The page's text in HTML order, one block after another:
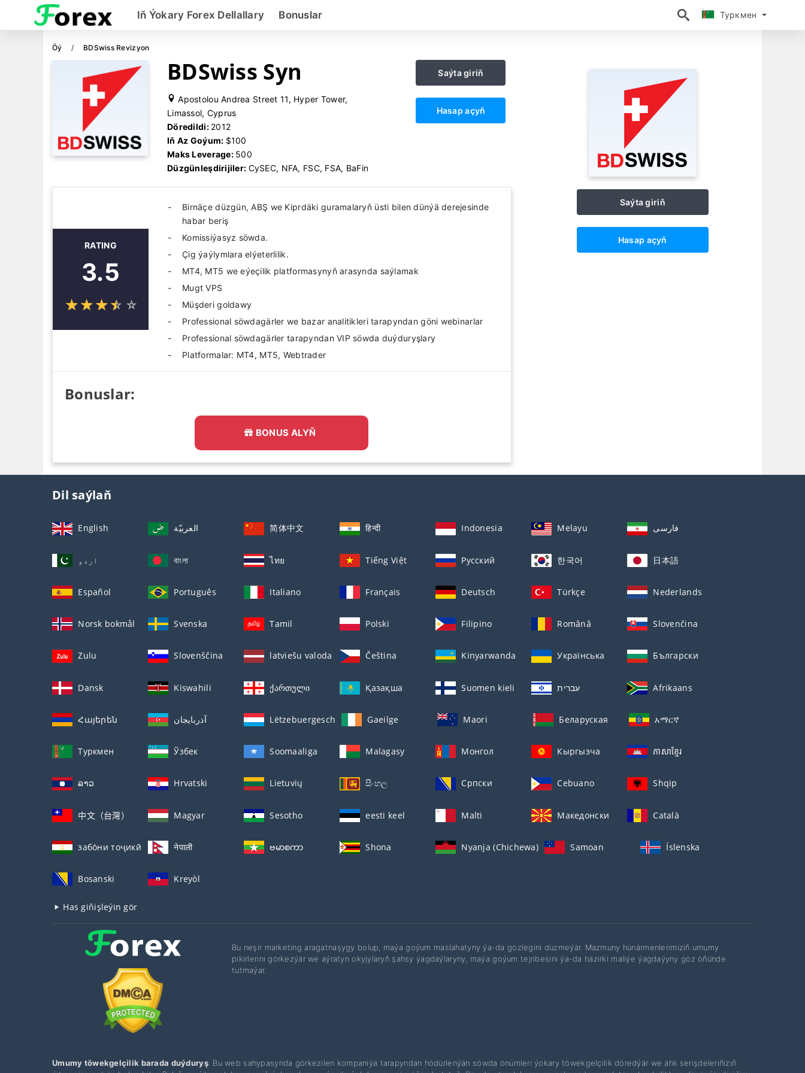
Туркмен
Iň Ýokary Forex Dellallary Bonuslar Туркмен
Öý BDSwiss Revizyon
BDSwiss Syn
Apostolou Andrea Street 11, Hyper Tower,
Limassol, Cyprus
Döredildi: 2012
Iň Az Goýum: $100
Maks Leverage: 500
Düzgünleşdirijiler: CySEC, NFA, FSC, FSA, BaFin
Saýta giriň
Hasap açyň
RATING
3.5
☆☆☆☆ ☆
★★★★ ★
Birnäçe düzgün, ABŞ we Kiprdäki guramalaryň üsti bilen dünýä derejesinde
habar beriş
Komissiýasyz söwda.
Çig ýaýlymlara elýeterlilik.
MT4, MT5 we eýeçilik platformasynyň arasynda saýlamak
Mugt VPS
Müşderi goldawy
Professional söwdagärler we bazar analitikleri tarapyndan göni webinarlar
Professional söwdagärler tarapyndan VIP söwda duýduryşlary
Platformalar: MT4, MT5, Webtrader
Bonuslar:
BONUS ALYŇ
Saýta giriň
Hasap açyň
Dil saýlaň
English العربيّة 简体中文 हिन्दी Indonesia Melayu فارسی
اردو বাংলা ไทย Tiếng Việt Русский 한국어 日本語
Español Português Italiano Français Deutsch Türkçe Nederlands
Norsk bokmål Svenska Tamil Polski Filipino Română Slovenčina
Zulu Slovenščina latviešu valoda Čeština Kinyarwanda Українська Български
Dansk Kiswahili ქართული Қазақша Suomen kieli עברית Afrikaans
Հայերեն آذربايجان Lëtzebuergesch Gaeilge Maori Беларуская አማርኛ
Туркмен Ўзбек Soomaaliga Malagasy Монгол Кыргызча ភាសាខ្មែរ
ລາວ Hrvatski Lietuvių සිංහල Српски Cebuano Shqip
中文（台灣） Magyar Sesotho eesti keel Malti Македонски Català
забо́ни тоҷикӣ́ नेपाली ဗမာစကာ Shona Nyanja (Chichewa) Samoan Íslenska
Bosanski Kreyòl
Has giňişleýin gör
Bu neşir marketing aragatnaşygy bolup, maýa goýum maslahatyny ýa-da gözlegini düzmeýär. Mazmuny hünärmenlerimiziň umumy
pikirlerini görkezýär we aýratyn okyjylaryň şahsy ýagdaýlaryny, maýa goýum tejribesini ýa-da häzirki maliýe ýagdaýyny göz öňünde
tutmaýar.
Umumy töwekgelçilik barada duýduryş: Bu web sahypasynda görkezilen kompaniýa tarapyndan hödürlenýän söwda önümleri ýokary töwekgelçilik döredýär we ähli serişdeleriňiziň